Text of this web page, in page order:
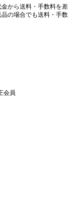
から送料・手数料を差
の場合でも送料・手数
会員